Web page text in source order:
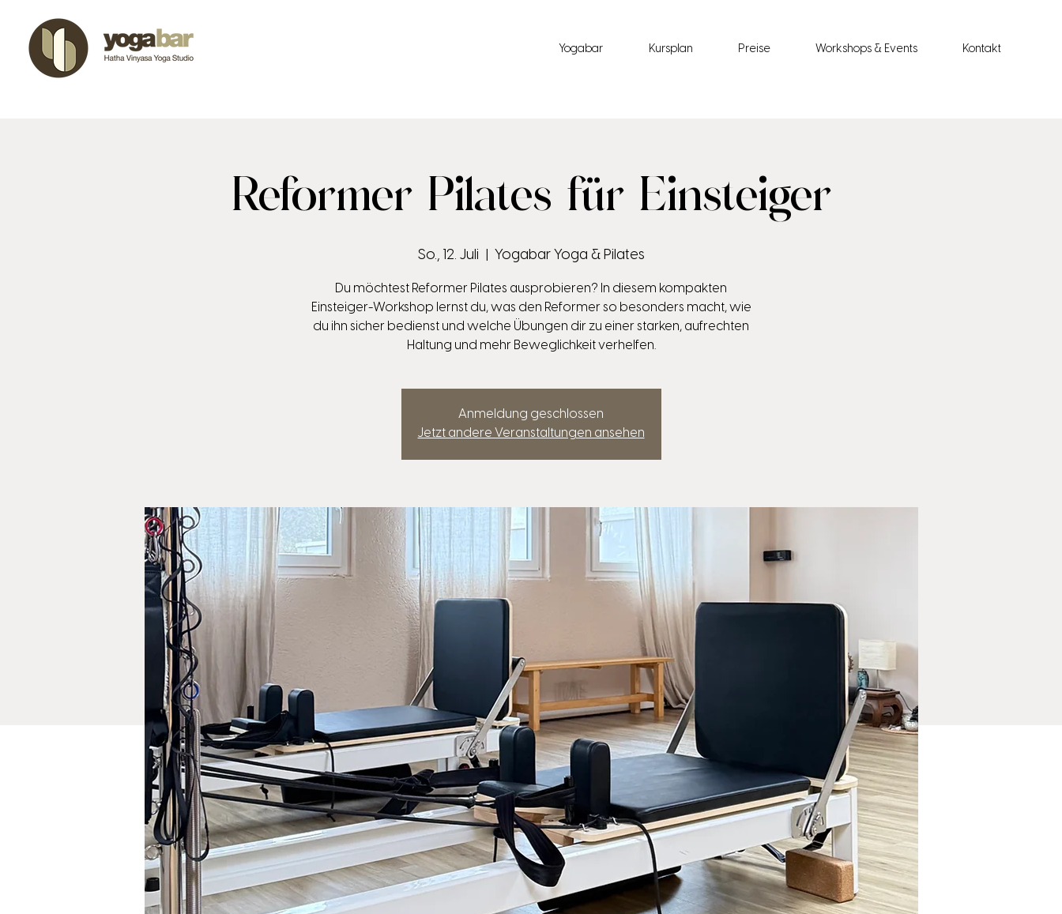
Yogabar Kursplan Preise Workshops & Events Kontakt
Reformer Pilates für Einsteiger
So., 12. Juli Yogabar Yoga & Pilates
Du möchtest Reformer Pilates ausprobieren? In diesem kompakten
Einsteiger-Workshop lernst du, was den Reformer so besonders macht, wie
du ihn sicher bedienst und welche Übungen dir zu einer starken, aufrechten
Haltung und mehr Beweglichkeit verhelfen.
Anmeldung geschlossen
Jetzt andere Veranstaltungen ansehen